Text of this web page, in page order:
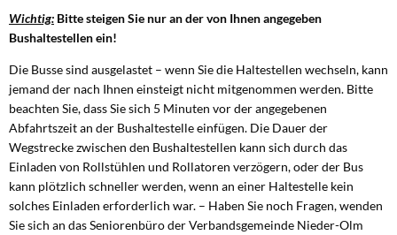
Wichtig: Bitte steigen Sie nur an der von Ihnen angegeben
Bushaltestellen ein!
Die Busse sind ausgelastet – wenn Sie die Haltestellen wechseln, kann
jemand der nach Ihnen einsteigt nicht mitgenommen werden. Bitte
beachten Sie, dass Sie sich 5 Minuten vor der angegebenen
Abfahrtszeit an der Bushaltestelle einfügen. Die Dauer der
Wegstrecke zwischen den Bushaltestellen kann sich durch das
Einladen von Rollstühlen und Rollatoren verzögern, oder der Bus
kann plötzlich schneller werden, wenn an einer Haltestelle kein
solches Einladen erforderlich war. – Haben Sie noch Fragen, wenden
Sie sich an das Seniorenbüro der Verbandsgemeinde Nieder-Olm